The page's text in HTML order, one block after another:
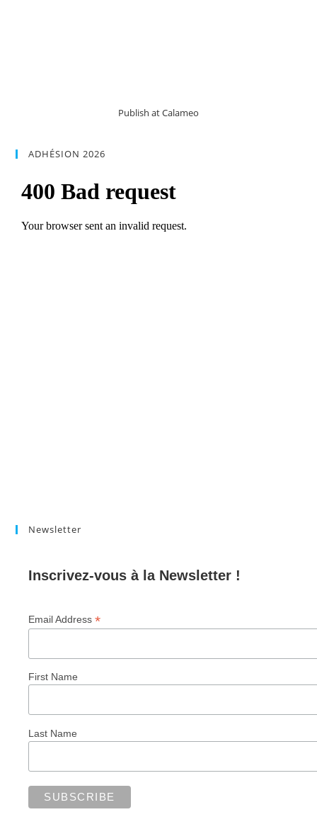
Publish at Calameo
ADHÉSION 2026
Newsletter
Inscrivez-vous à la Newsletter !
Email Address*
First Name
Last Name